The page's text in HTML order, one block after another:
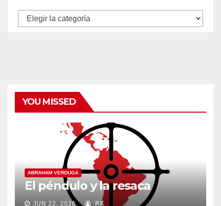
Autores
YOU MISSED
ABRAHAM VERDUGA
El péndulo y la resaca
JUN 22, 2026 RK